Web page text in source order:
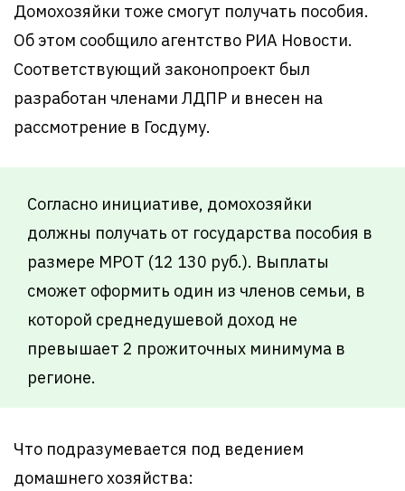
Домохозяйки тоже смогут получать пособия.
Об этом сообщило агентство РИА Новости.
Соответствующий законопроект был
разработан членами ЛДПР и внесен на
рассмотрение в Госдуму.
Согласно инициативе, домохозяйки
должны получать от государства пособия в
размере МРОТ (12 130 руб.). Выплаты
сможет оформить один из членов семьи, в
которой среднедушевой доход не
превышает 2 прожиточных минимума в
регионе.
Что подразумевается под ведением
домашнего хозяйства: